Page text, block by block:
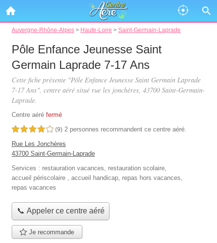
Auvergne-Rhône-Alpes > Haute-Loire > Saint-Germain-Laprade
Pôle Enfance Jeunesse Saint
Germain Laprade 7-17 Ans
Cette fiche présente "Pôle Enfance Jeunesse Saint Germain Laprade
7-17 Ans", centre aéré situé rue les jonchères, 43700 Saint-Germain-
Laprade.
Centre aéré fermé
4,0 étoiles sur 5 (9) 2 personnes recommandent ce centre aéré.
Rue Les Jonchères
43700 Saint-Germain-Laprade
Services : restauration vacances, restauration scolaire,
accueil périscolaire , accueil handicap, repas hors vacances,
repas vacances
📞 Appeler ce centre aéré
Je recommande